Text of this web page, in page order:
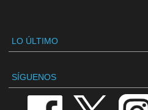
LO ÚLTIMO
SÍGUENOS